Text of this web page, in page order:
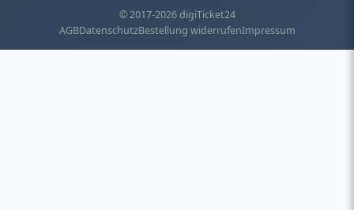
© 2017-2026 digiTicket24
AGBDatenschutzBestellung widerrufenImpressum